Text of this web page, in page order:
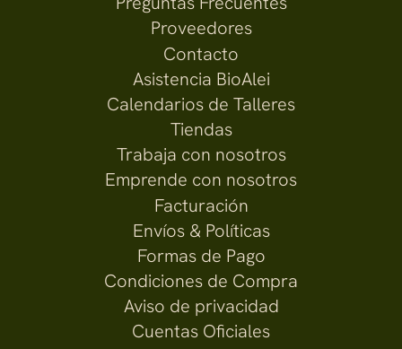
Proveedores
Contacto
Asistencia BioAlei
Calendarios de Talleres
Tiendas
Trabaja con nosotros
Emprende con nosotros
Facturación
Envíos & Políticas
Formas de Pago
Condiciones de Compra
Aviso de privacidad
Cuentas Oficiales